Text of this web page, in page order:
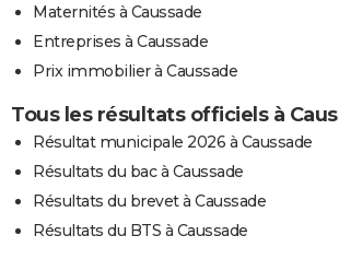
Maternités à Caussade
Entreprises à Caussade
Prix immobilier à Caussade
Tous les résultats officiels à
Résultat municipale 2026 à Caussade
Résultats du bac à Caussade
Résultats du brevet à Caussade
Résultats du BTS à Caussade